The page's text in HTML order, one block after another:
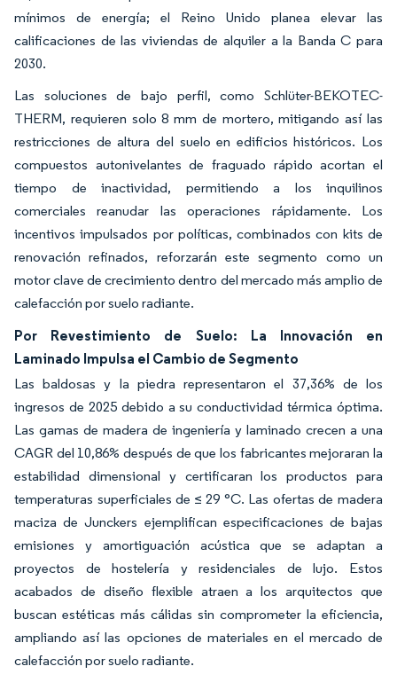
mínimos de energía; el Reino Unido planea elevar las
calificaciones de las viviendas de alquiler a la Banda C para
2030.
Las soluciones de bajo perfil, como Schlüter-BEKOTEC-
THERM, requieren solo 8 mm de mortero, mitigando así las
restricciones de altura del suelo en edificios históricos. Los
compuestos autonivelantes de fraguado rápido acortan el
tiempo de inactividad, permitiendo a los inquilinos
comerciales reanudar las operaciones rápidamente. Los
incentivos impulsados por políticas, combinados con kits de
renovación refinados, reforzarán este segmento como un
motor clave de crecimiento dentro del mercado más amplio de
calefacción por suelo radiante.
Por Revestimiento de Suelo: La Innovación en
Laminado Impulsa el Cambio de Segmento
Las baldosas y la piedra representaron el 37,36% de los
ingresos de 2025 debido a su conductividad térmica óptima.
Las gamas de madera de ingeniería y laminado crecen a una
CAGR del 10,86% después de que los fabricantes mejoraran la
estabilidad dimensional y certificaran los productos para
temperaturas superficiales de ≤ 29 °C. Las ofertas de madera
maciza de Junckers ejemplifican especificaciones de bajas
emisiones y amortiguación acústica que se adaptan a
proyectos de hostelería y residenciales de lujo. Estos
acabados de diseño flexible atraen a los arquitectos que
buscan estéticas más cálidas sin comprometer la eficiencia,
ampliando así las opciones de materiales en el mercado de
calefacción por suelo radiante.